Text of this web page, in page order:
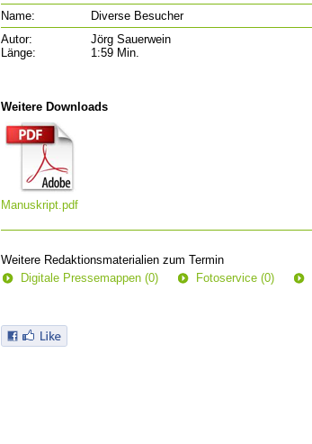
Name:
Diverse Besucher
Autor:
Jörg Sauerwein
Länge:
1:59 Min.
Weitere Downloads
Manuskript.pdf
Weitere Redaktionsmaterialien zum Termin
Digitale Pressemappen (0)
Fotoservice (0)